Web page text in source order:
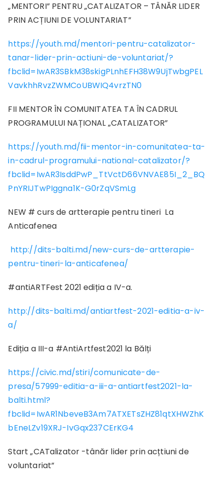
„MENTORI” PENTRU „CATALIZATOR – TÂNĂR LIDER
PRIN ACȚIUNI DE VOLUNTARIAT”
https://youth.md/mentori-pentru-catalizator-
tanar-lider-prin-actiuni-de-voluntariat/?
fbclid=IwAR3SBkM38skigPLnhEFH38W9UjTwbgPEL
VavkhhRvzZWMCoUBWIQ4vrzTN0
FII MENTOR ÎN COMUNITATEA TA ÎN CADRUL
PROGRAMULUI NAȚIONAL „CATALIZATOR”
https://youth.md/fii-mentor-in-comunitatea-ta-
in-cadrul-programului-national-catalizator/?
fbclid=IwAR3IsddPwP_TtVctD66VNVAE85I_2_BQ
PnYRIJTwPIggna1K-G0rZqVSmLg
NEW # curs de artterapie pentru tineri La
Anticafenea
http://dits-balti.md/new-curs-de-artterapie-
pentru-tineri-la-anticafenea/
#antiARTFest 2021 ediția a IV-a.
http://dits-balti.md/antiartfest-2021-editia-a-iv-
a/
Ediția a III-a #AntiArtfest2021 la Bălți
https://civic.md/stiri/comunicate-de-
presa/57999-editia-a-iii-a-antiartfest2021-la-
balti.html?
fbclid=IwAR1NbeveB3Am7ATXETsZHZ81qtXHWZhK
bEneLZv19XRJ-IvGqx237CErKG4
Start „CATalizator -tânăr lider prin acțtiuni de
voluntariat”